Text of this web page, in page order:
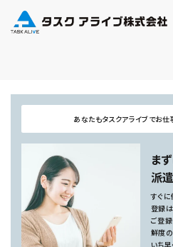
あなたもタスクアライブでお
ま
派
すぐ
登録は
ご登
鮮度
いち早